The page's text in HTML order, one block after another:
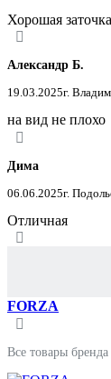
Хорошая
Александр Б.
19.03.2025г.
на вид не плохо
Дима
06.06.2025г.
Отличная
FORZA
Все товары бренда